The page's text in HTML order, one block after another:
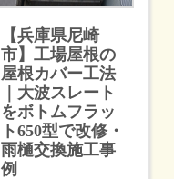
【兵庫県尼崎
市】工場屋根の
屋根カバー工法
｜大波スレート
をボトムフラッ
ト650型で改修・
雨樋交換施工事
例